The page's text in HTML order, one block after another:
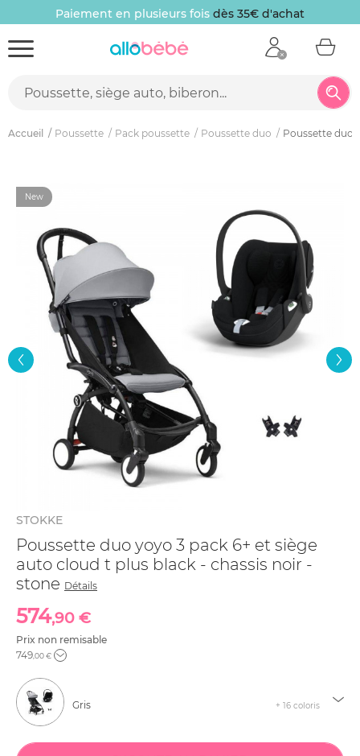
Paiement en plusieurs fois dès 35€ d'achat
Accueil Poussette Pack poussette Poussette duo Poussette duo
New
STOKKE
Poussette duo yoyo 3 pack 6+ et siège
auto cloud t plus black - chassis noir -
stone Détails
574,90 €
Prix non remisable
749,00 €
Gris + 16 coloris